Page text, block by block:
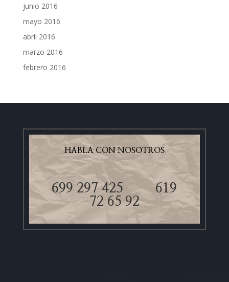
junio 2016
mayo 2016
abril 2016
marzo 2016
febrero 2016
HABLA CON NOSOTROS
699 297 425619
72 65 92